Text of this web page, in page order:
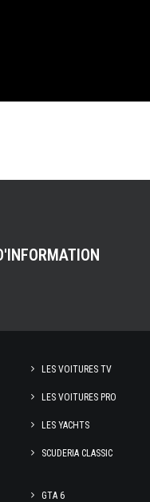
»
LES VOITURES TV
LES VOITURES PRO
LES YACHTS
SCUDERIA CLASSIC
GTA 6